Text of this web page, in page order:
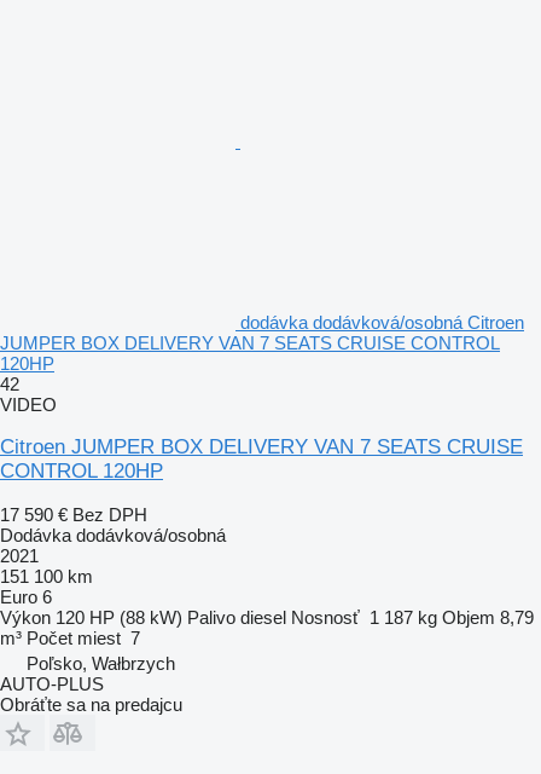
dodávka dodávková/osobná Citroen
JUMPER BOX DELIVERY VAN 7 SEATS CRUISE CONTROL
120HP
42
VIDEO
Citroen JUMPER BOX DELIVERY VAN 7 SEATS CRUISE
CONTROL 120HP
17 590 € Bez DPH
Dodávka dodávková/osobná
2021
151 100 km
Euro 6
Výkon 120 HP (88 kW) Palivo diesel Nosnosť 1 187 kg Objem 8,79
m³ Počet miest 7
Poľsko, Wałbrzych
AUTO-PLUS
Obráťte sa na predajcu